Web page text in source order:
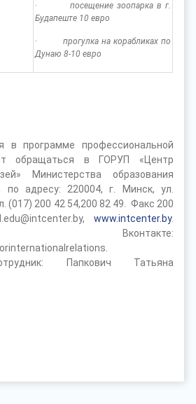
· посещение зоопарка в г.
Будапеште 10 евро
· прогулка на корабликах по
Дунаю 8-10 евро
в программе профессиональной
обращаться в ГОРУП «Центр
Министерства образования
по адресу: 220004, г. Минск, ул.
(017) 200 42 54,200 82 49. Факс 200
www.intcenter.by.
Вконтакте:
Папкович Татьяна